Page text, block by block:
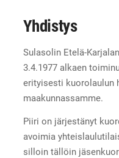
Yhdistys
Sulasolin Etelä-
3.4.1977 alkaen
erityisesti kuorolaulun
maakunnassamme.
Piiri on järjestänyt
avoimia
silloin tällöin